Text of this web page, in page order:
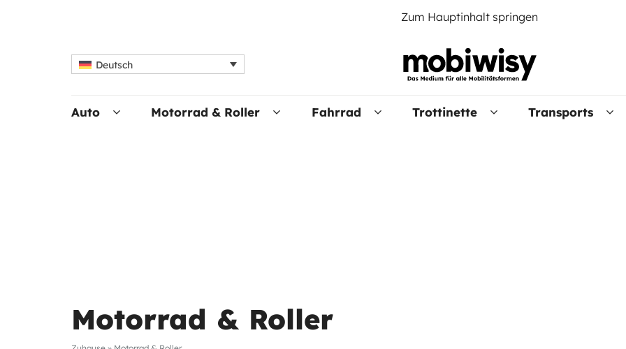
Zum Hauptinhalt springen
Deutsch
Auto Motorrad & Roller Fahrrad Trottinette Transports
Motorrad & Roller